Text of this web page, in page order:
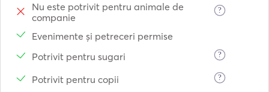
Nu este potrivit pentru animale de
companie
?
Evenimente și petreceri permise
Potrivit pentru sugari
?
Potrivit pentru copii ?